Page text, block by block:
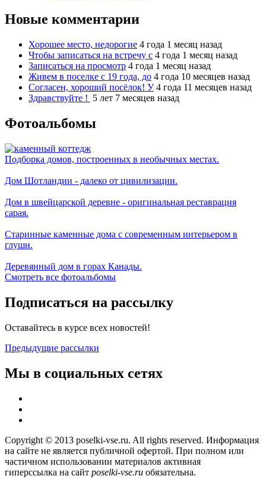
Новые комментарии
Хорошее место, недорогие 4 года 1 месяц назад
Чтобы записаться на встречу с 4 года 1 месяц назад
Записаться на просмотр 4 года 1 месяц назад
Живем в поселке с 19 года, до 4 года 10 месяцев назад
Согласен, хороший посёлок! У 4 года 11 месяцев назад
Здравствуйте ! 5 лет 7 месяцев назад
Фотоальбомы
Подборка домов, построенных в необычных местах.
Дом Шотландии - далеко от цивилизации.
Дом в швейцарской деревне - оригинальная реставрация
сарая.
Старинные каменные дома с современным интерьером в
глуши.
Деревянный дом в горах Канады.
Смотреть все фотоальбомы
Подписаться на рассылку
Оставайтесь в курсе всех новостей!
Предыдущие рассылки
Мы в социальных сетях
Copyright © 2013 poselki-vse.ru. All rights reserved. Информация
на сайте не является публичной офертой. При полном или
частичном использовании материалов активная
гиперссылка на сайт poselki-vse.ru​ обязательна.